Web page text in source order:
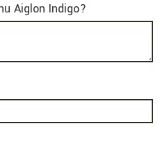
Aiglon Indigo?